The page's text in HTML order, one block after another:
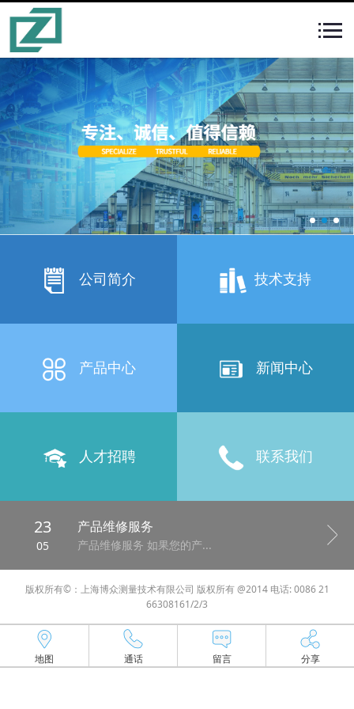
公司简介 技术支持
产品中心 新闻中心
人才招聘 联系我们
23
05
产品维修服务
产品维修服务 如果您的产...
版权所有©：上海博众测量技术有限公司 版权所有 @2014 电话: 0086 21
66308161/2/3
地图 通话 留言 分享